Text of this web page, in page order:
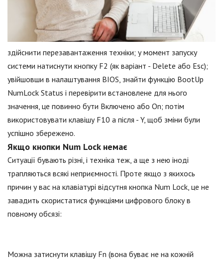
здійснити перезавантаження техніки; у момент запуску
системи натиснути кнопку F2 (як варіант - Delete або Esc);
увійшовши в налаштування BIOS, знайти функцію BootUp
NumLock Status і перевірити встановлене для нього
значення, це повинно бути Включено або On; потім
використовувати клавішу F10 а після - Y, щоб зміни були
успішно збережено.
Якщо кнопки Num Lock немає
Ситуації бувають різні, і техніка теж, а ще з нею іноді
трапляються всякі неприємності. Проте якщо з якихось
причин у вас на клавіатурі відсутня кнопка Num Lock, це не
завадить скористатися функціями цифрового блоку в
повному обсязі:
Можна затиснути клавішу Fn (вона буває не на кожній